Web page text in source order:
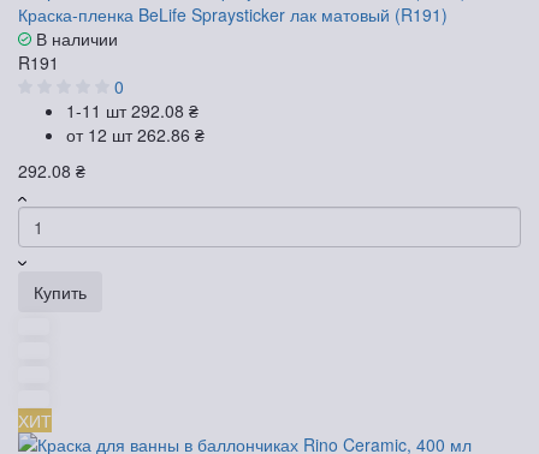
Краска-пленка BeLife Spraysticker лак матовый (R191)
В наличии
R191
0
1-11 шт292.08 ₴
от 12 шт262.86 ₴
292.08 ₴
Купить
ХИТ